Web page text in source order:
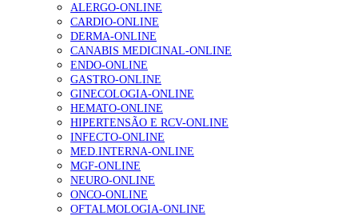
ALERGO-ONLINE
CARDIO-ONLINE
DERMA-ONLINE
CANABIS MEDICINAL-ONLINE
ENDO-ONLINE
GASTRO-ONLINE
GINECOLOGIA-ONLINE
HEMATO-ONLINE
HIPERTENSÃO E RCV-ONLINE
INFECTO-ONLINE
MED.INTERNA-ONLINE
MGF-ONLINE
NEURO-ONLINE
ONCO-ONLINE
OFTALMOLOGIA-ONLINE